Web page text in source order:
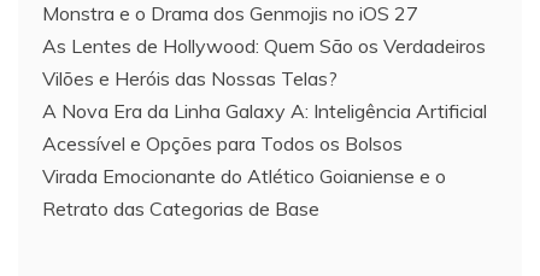
Monstra e o Drama dos Genmojis no iOS 27
As Lentes de Hollywood: Quem São os Verdadeiros
Vilões e Heróis das Nossas Telas?
A Nova Era da Linha Galaxy A: Inteligência Artificial
Acessível e Opções para Todos os Bolsos
Virada Emocionante do Atlético Goianiense e o
Retrato das Categorias de Base